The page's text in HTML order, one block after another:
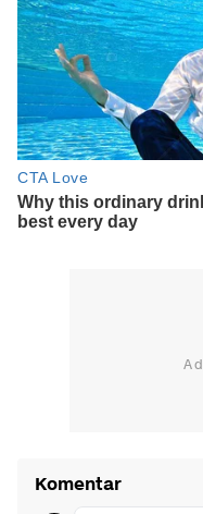
Komentar